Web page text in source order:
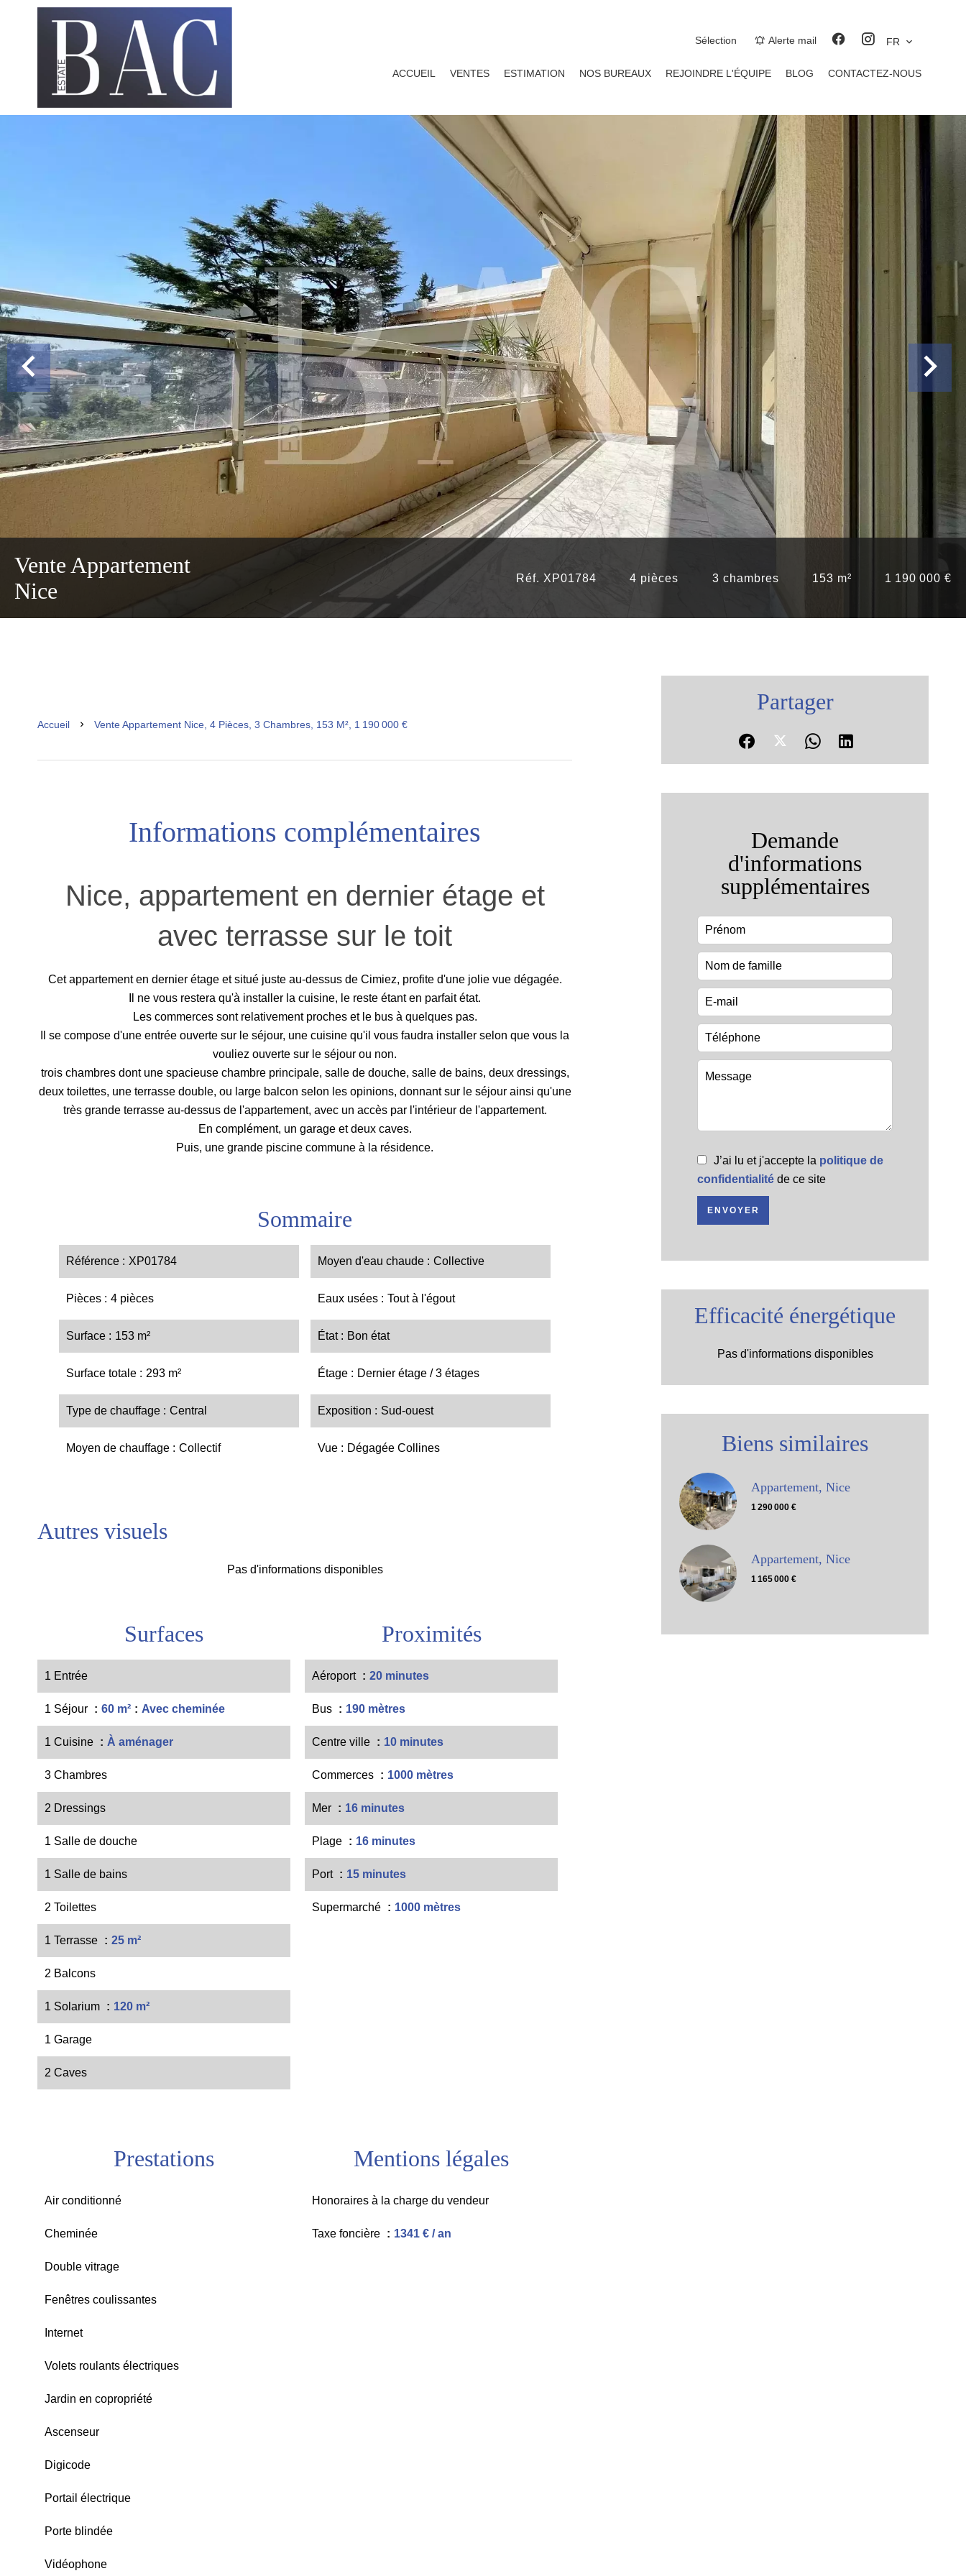
Sélection Alerte mail FR
ACCUEIL VENTES ESTIMATION NOS BUREAUX REJOINDRE L'ÉQUIPE BLOG CONTACTEZ-NOUS
Vente Appartement
Nice
Réf. XP01784 4 pièces 3 chambres 153 m² 1 190 000 €
Accueil Vente Appartement Nice, 4 Pièces, 3 Chambres, 153 M², 1 190 000 €
Informations complémentaires
Nice, appartement en dernier étage et
avec terrasse sur le toit
Cet appartement en dernier étage et situé juste au-dessus de Cimiez, profite d'une jolie vue dégagée.
Il ne vous restera qu'à installer la cuisine, le reste étant en parfait état.
Les commerces sont relativement proches et le bus à quelques pas.
Il se compose d'une entrée ouverte sur le séjour, une cuisine qu'il vous faudra installer selon que vous la
vouliez ouverte sur le séjour ou non.
trois chambres dont une spacieuse chambre principale, salle de douche, salle de bains, deux dressings,
deux toilettes, une terrasse double, ou large balcon selon les opinions, donnant sur le séjour ainsi qu'une
très grande terrasse au-dessus de l'appartement, avec un accès par l'intérieur de l'appartement.
En complément, un garage et deux caves.
Puis, une grande piscine commune à la résidence.
Sommaire
Référence XP01784
Pièces 4 pièces
Surface 153 m²
Surface totale 293 m²
Type de chauffage Central
Moyen de chauffage Collectif
Moyen d'eau chaude Collective
Eaux usées Tout à l'égout
État Bon état
Étage Dernier étage / 3 étages
Exposition Sud-ouest
Vue Dégagée Collines
Autres visuels
Pas d'informations disponibles
Surfaces
1 Entrée
1 Séjour 60 m² Avec cheminée
1 Cuisine À aménager
3 Chambres
2 Dressings
1 Salle de douche
1 Salle de bains
2 Toilettes
1 Terrasse 25 m²
2 Balcons
1 Solarium 120 m²
1 Garage
2 Caves
Proximités
Aéroport 20 minutes
Bus 190 mètres
Centre ville 10 minutes
Commerces 1000 mètres
Mer 16 minutes
Plage 16 minutes
Port 15 minutes
Supermarché 1000 mètres
Prestations
Air conditionné
Cheminée
Double vitrage
Fenêtres coulissantes
Internet
Volets roulants électriques
Jardin en copropriété
Ascenseur
Digicode
Portail électrique
Porte blindée
Vidéophone
Mentions légales
Honoraires à la charge du vendeur
Taxe foncière 1341 € / an
Partager
Demande
d'informations
supplémentaires
J’ai lu et j'accepte la politique de
confidentialité de ce site
ENVOYER
Efficacité énergétique
Pas d'informations disponibles
Biens similaires
Appartement, Nice
1 290 000 €
Appartement, Nice
1 165 000 €